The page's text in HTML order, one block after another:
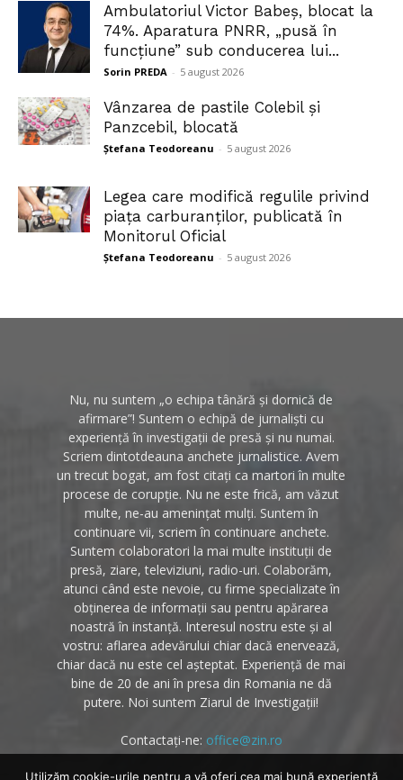
Ambulatoriul Victor Babeș, blocat la
74%. Aparatura PNRR, „pusă în
funcțiune” sub conducerea lui...
Sorin PREDA - 5 august 2026
Vânzarea de pastile Colebil și
Panzcebil, blocată
Ștefana Teodoreanu - 5 august 2026
Legea care modifică regulile privind
piața carburanților, publicată în
Monitorul Oficial
Ștefana Teodoreanu - 5 august 2026
Nu, nu suntem „o echipa tânără și dornică de
afirmare”! Suntem o echipă de jurnaliști cu
experiență în investigații de presă și nu numai.
Scriem dintotdeauna anchete jurnalistice. Avem
un trecut bogat, am fost citați ca martori în multe
procese de corupție. Nu ne este frică, am văzut
multe, ne-au amenințat mulți. Suntem în
continuare vii, scriem în continuare anchete.
Suntem colaboratori la mai multe instituții de
presă, ziare, televiziuni, radio-uri. Colaborăm,
atunci când este nevoie, cu firme specializate în
obținerea de informații sau pentru apărarea
noastră în instanță. Interesul nostru este și al
vostru: aflarea adevărului chiar dacă enervează,
chiar dacă nu este cel așteptat. Experiență de mai
bine de 20 de ani în presa din Romania ne dă
putere. Noi suntem Ziarul de Investigații!
Contactați-ne: office@zin.ro
Utilizăm cookie-urile pentru a vă oferi cea mai bună experiență